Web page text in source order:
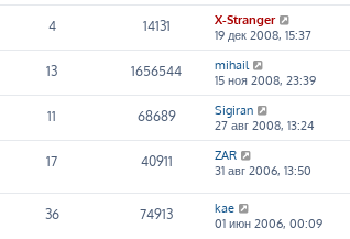
4 14131
X-Stranger
19 дек 2008, 15:37
13 1656544
mihail
15 ноя 2008, 23:39
11 68689
Sigiran
27 авг 2008, 13:24
17 40911
ZAR
31 авг 2006, 13:50
36 74913
kae
01 июн 2006, 00:09